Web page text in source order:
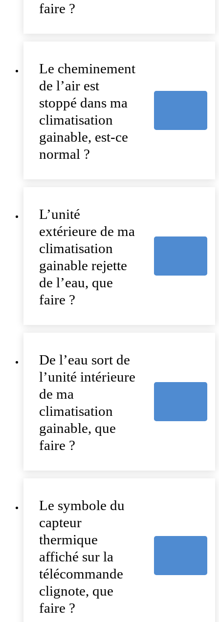
faire ?
Le cheminement
de l’air est
stoppé dans ma
climatisation
gainable, est-ce
normal ?
L’unité
extérieure de ma
climatisation
gainable rejette
de l’eau, que
faire ?
De l’eau sort de
l’unité intérieure
de ma
climatisation
gainable, que
faire ?
Le symbole du
capteur
thermique
affiché sur la
télécommande
clignote, que
faire ?